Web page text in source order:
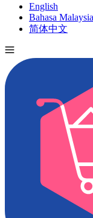
English
Bahasa Malaysia
简体中文